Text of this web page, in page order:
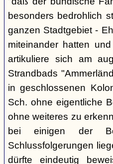
besonders bedrohlich
ganzen Stadtgebiet -
miteinander hatten
artikuliere sich am
Strandbads
in geschlossenen
Sch. ohne eigentliche
ohne weiteres zu
bei einigen der
Schlussfolgerungen
dürfte eindeutig